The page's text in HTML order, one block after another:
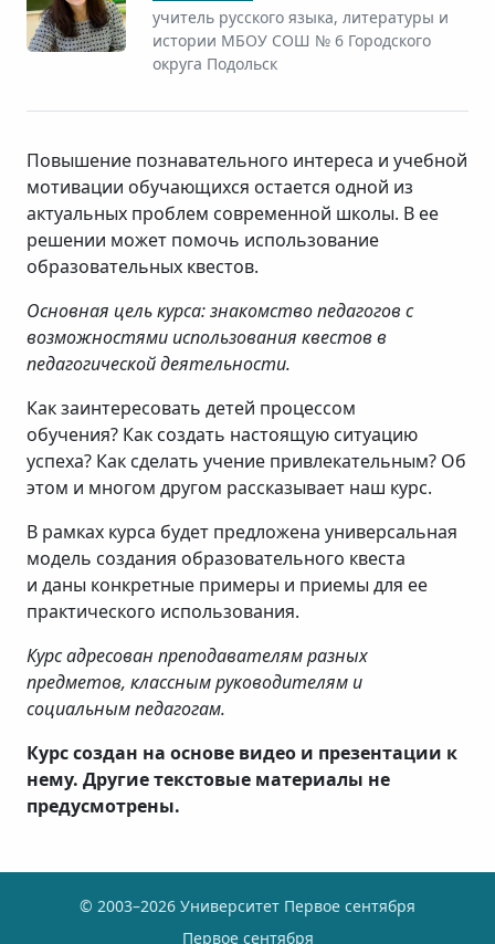
учитель русского языка, литературы и
истории МБОУ СОШ № 6 Городского
округа Подольск
Повышение познавательного интереса и учебной
мотивации обучающихся остается одной из
актуальных проблем современной школы. В ее
решении может помочь использование
образовательных квестов.
Основная цель курса: знакомство педагогов с
возможностями использования квестов в
педагогической деятельности.
Как заинтересовать детей процессом
обучения? Как создать настоящую ситуацию
успеха? Как сделать учение привлекательным? Об
этом и многом другом рассказывает наш курс.
В рамках курса будет предложена универсальная
модель создания образовательного квеста
и даны конкретные примеры и приемы для ее
практического использования.
Курс адресован преподавателям разных
предметов, классным руководителям и
социальным педагогам.
Курс создан на основе видео и презентации к
нему. Другие текстовые материалы не
предусмотрены.
© 2003–2026 Университет Первое сентября
Первое сентября